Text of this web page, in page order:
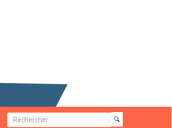
Recherche
Recherche